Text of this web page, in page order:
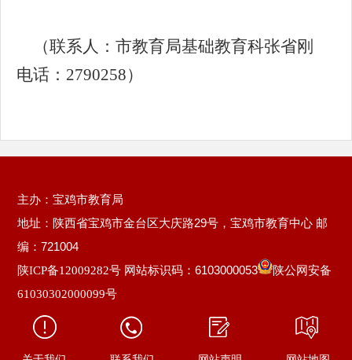
（联系人：市教育局基础教育科张省刚
电话：2790258）
主办：宝鸡市教育局
地址：陕西省宝鸡市金台区大庆路29号，宝鸡市教育中心 邮
编：721004
陕ICP备12009282号 网站标识码：6103000053
陕公网安备
61030302000099号